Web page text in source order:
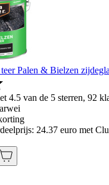
Palen & Bielzen
4.5 van de 5 sterren, 92
24.37 euro met